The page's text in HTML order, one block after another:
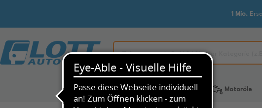
1 Mio.
Alle Kategorien KFZ-Ersatzteile Motoröle